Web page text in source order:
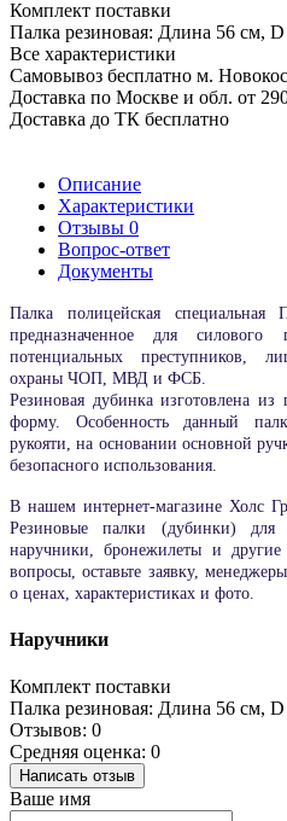
Комплект поставки
Палка резиновая: Длина 56 см,
Все характеристики
Самовывоз бесплатно м.
Доставка по Москве и обл. от
Доставка до ТК бесплатно
Описание
Характеристики
Отзывы 0
Вопрос-ответ
Документы
Палка полицейская специальная
предназначенное для
потенциальных преступников,
охраны ЧОП, МВД и ФСБ.
Резиновая дубинка изготовлена
форму. Особенность данный
рукояти, на основании основной
безопасного использования.
В нашем интернет-магазине Холс
Резиновые палки (дубинки)
наручники, бронежилеты и
вопросы, оставьте заявку,
о ценах, характеристиках и фото.
Наручники
Комплект поставки
Палка резиновая: Длина 56 см,
Отзывов: 0
Средняя оценка: 0
Написать отзыв
Ваше имя